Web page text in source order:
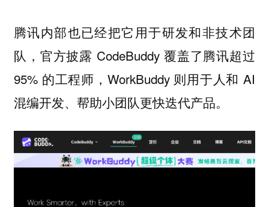
腾讯内部也已经把它用于研发和非技术团
队，官方披露 CodeBuddy 覆盖了腾讯超过
95% 的工程师，WorkBuddy 则用于人和 AI
混编开发、帮助小团队更快迭代产品。